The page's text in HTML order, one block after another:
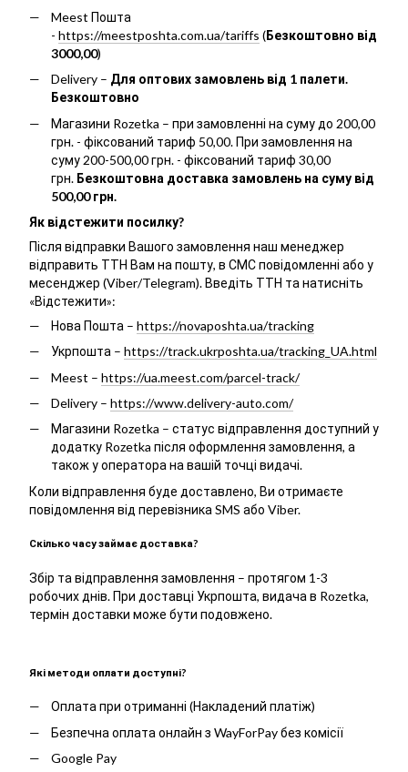
Meest Пошта
- https://meestposhta.com.ua/tariffs (Безкоштовно від
3000,00)
Delivery – Для оптових замовлень від 1 палети.
Безкоштовно
Магазини Rozetka – при замовленні на суму до 200,00
грн. - фіксований тариф 50,00. При замовлення на
суму 200-500,00 грн. - фіксований тариф 30,00
грн. Безкоштовна доставка замовлень на суму від
500,00 грн.
Як відстежити посилку?
Після відправки Вашого замовлення наш менеджер
відправить ТТН Вам на пошту, в СМС повідомленні або у
месенджер (Viber/Telegram). Введіть ТТН та натисніть
«Відстежити»:
Нова Пошта – https://novaposhta.ua/tracking
Укрпошта – https://track.ukrposhta.ua/tracking_UA.html
Meest – https://ua.meest.com/parcel-track/
Delivery – https://www.delivery-auto.com/
Магазини Rozetka – статус відправлення доступний у
додатку Rozetka після оформлення замовлення, а
також у оператора на вашій точці видачі.
Коли відправлення буде доставлено, Ви отримаєте
повідомлення від перевізника SMS або Viber.
Скілько часу займає доставка?
Збір та відправлення замовлення – протягом 1-3
робочих днів. При доставці Укрпошта, видача в Rozetka,
термін доставки може бути подовжено.
Які методи оплати доступні?
Оплата при отриманні (Накладений платіж)
Безпечна оплата онлайн з WayForPay без комісії
Google Pay